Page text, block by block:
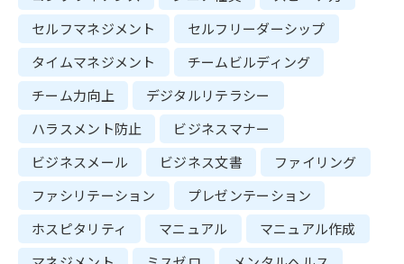
セルフマネジメント
セルフリーダーシップ
タイムマネジメント
チームビルディング
チーム力向上
デジタルリテラシー
ハラスメント防止
ビジネスマナー
ビジネスメール
ビジネス文書
ファイリング
ファシリテーション
プレゼンテーション
ホスピタリティ
マニュアル
マニュアル作成